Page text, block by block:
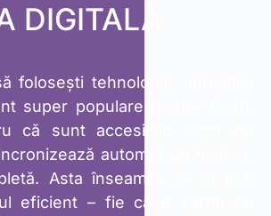
DIGITALĂ
folosești tehnologia, aplicațiile
super populare printre tineri.
că sunt accesibile, ușor de
automat pe telefon,
Asta înseamnă că îți poți
eficient – fie că e vorba de